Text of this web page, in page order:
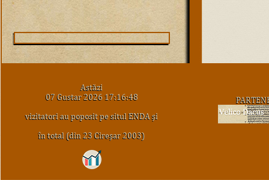
Astăzi
07 Gustar 2026 17:16:48
vizitatori au poposit pe situl ENDA şi
în total (din 23 Cireşar 2003)